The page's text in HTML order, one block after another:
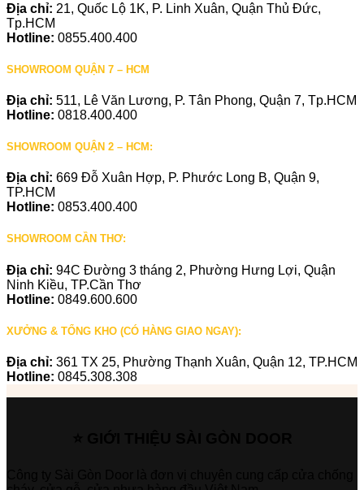
Địa chỉ: 21, Quốc Lộ 1K, P. Linh Xuân, Quận Thủ Đức,
Tp.HCM
Hotline: 0855.400.400
SHOWROOM QUẬN 7 – HCM
Địa chỉ: 511, Lê Văn Lương, P. Tân Phong, Quận 7, Tp.HCM
Hotline: 0818.400.400
SHOWROOM QUẬN 2 – HCM:
Địa chỉ: 669 Đỗ Xuân Hợp, P. Phước Long B, Quận 9,
TP.HCM
Hotline: 0853.400.400
SHOWROOM CẦN THƠ:
Địa chỉ: 94C Đường 3 tháng 2, Phường Hưng Lợi, Quận
Ninh Kiều, TP.Cần Thơ
Hotline: 0849.600.600
XƯỞNG & TỔNG KHO (CÓ HÀNG GIAO NGAY):
Địa chỉ: 361 TX 25, Phường Thạnh Xuân, Quận 12, TP.HCM
Hotline: 0845.308.308